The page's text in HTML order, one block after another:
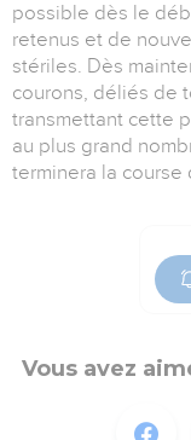
possible dès le
retenus et de
stériles. Dès
courons, déliés de
transmettant cette
au plus grand
terminera la course
Vous avez